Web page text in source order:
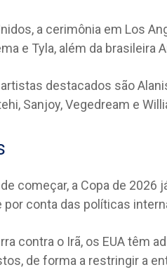
a cerimônia em Los
e Tyla, além da brasileira
destacados são
Sanjoy, Vegedream e
começar, a Copa de
por conta das políticas
contra o Irã, os EUA têm
de forma a restringir a